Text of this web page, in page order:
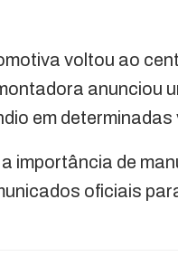
voltou ao
anunciou
em
importância de
oficiais